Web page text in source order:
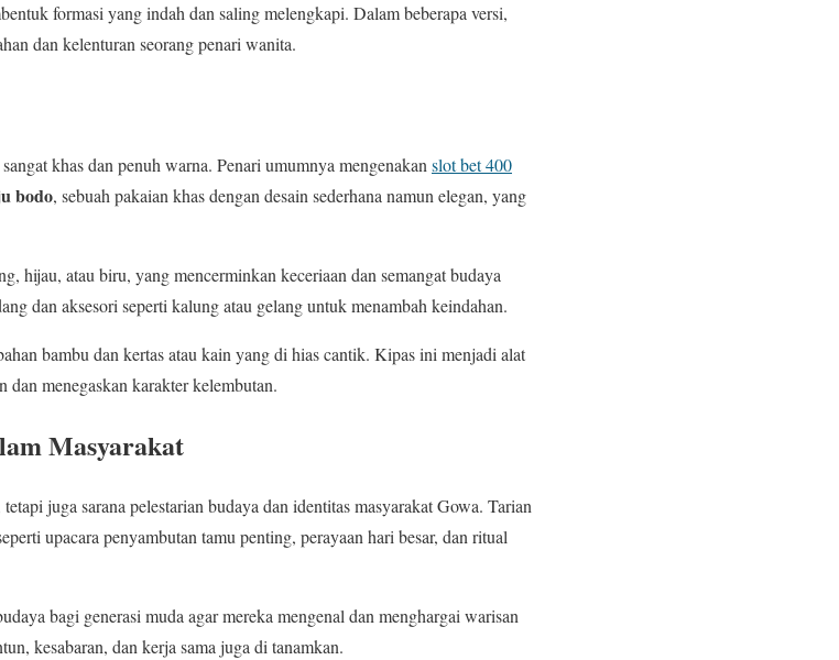
formasi yang indah dan saling melengkapi. Dalam beberapa versi,
dan kelenturan seorang penari wanita.
khas dan penuh warna. Penari umumnya mengenakanslot bet 400
bodo, sebuah pakaian khas dengan desain sederhana namun elegan, yang
hijau, atau biru, yang mencerminkan keceriaan dan semangat budaya
dan aksesori seperti kalung atau gelang untuk menambah keindahan.
bambu dan kertas atau kain yang di hias cantik. Kipas ini menjadi alat
dan menegaskan karakter kelembutan.
Masyarakat
juga sarana pelestarian budaya dan identitas masyarakat Gowa. Tarian
upacara penyambutan tamu penting, perayaan hari besar, dan ritual
bagi generasi muda agar mereka mengenal dan menghargai warisan
kesabaran, dan kerja sama juga di tanamkan.